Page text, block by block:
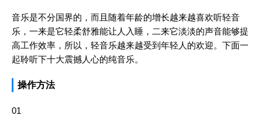
音乐是不分国界的，而且随着年龄的增长越来越喜欢听轻音
乐，一来是它轻柔舒雅能让人入睡，二来它淡淡的声音能够提
高工作效率，所以，轻音乐越来越受到年轻人的欢迎。下面一
起聆听下十大震撼人心的纯音乐。
操作方法
01